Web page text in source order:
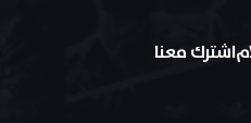
اشترك معنا